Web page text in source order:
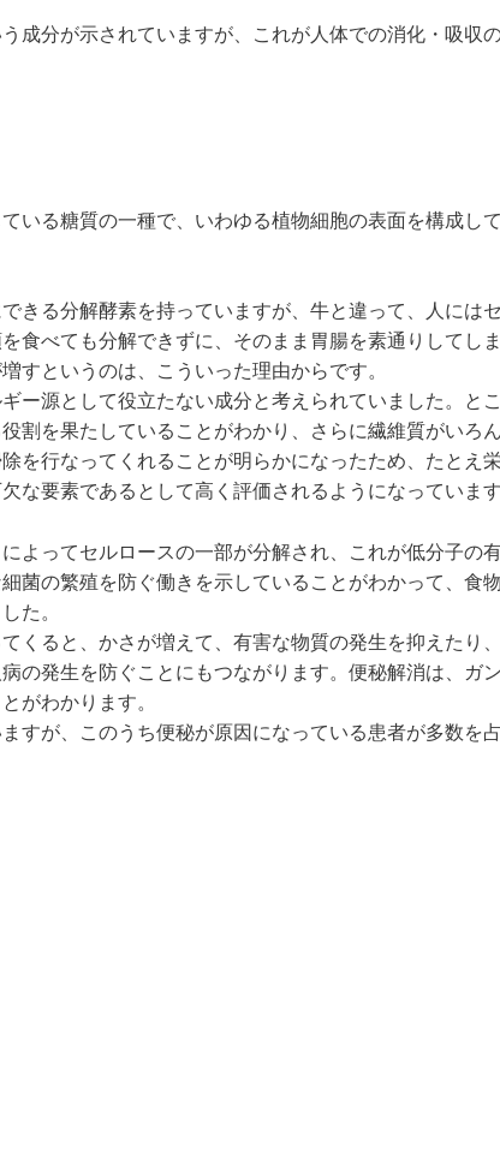
成分が示されていますが、これが人体での消化・吸収
いる糖質の一種で、いわゆる植物細胞の表面を構成し
きる分解酵素を持っていますが、牛と違って、人には
食べても分解できずに、そのまま胃腸を素通りしてし
すというのは、こういった理由からです。
ー源として役立たない成分と考えられていました。と
割を果たしていることがわかり、さらに繊維質がいろ
を行なってくれることが明らかになったため、たとえ
な要素であるとして高く評価されるようになっています
よってセルロースの一部が分解され、これが低分子の
菌の繁殖を防ぐ働きを示していることがわかって、食
た。
くると、かさが増えて、有害な物質の発生を抑えたり
の発生を防ぐことにもつながります。便秘解消は、ガ
がわかります。
すが、このうち便秘が原因になっている患者が多数を